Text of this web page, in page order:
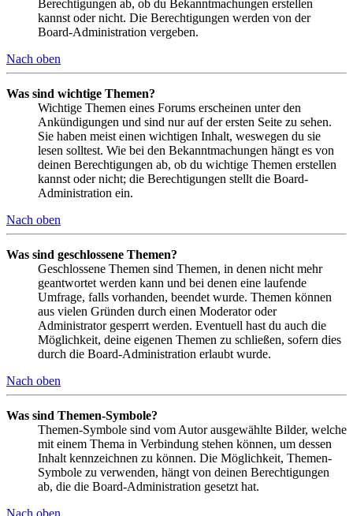
Berechtigungen ab, ob du Bekanntmachungen erstellen
kannst oder nicht. Die Berechtigungen werden von der
Board-Administration vergeben.
Nach oben
Was sind wichtige Themen?
Wichtige Themen eines Forums erscheinen unter den
Ankündigungen und sind nur auf der ersten Seite zu sehen.
Sie haben meist einen wichtigen Inhalt, weswegen du sie
lesen solltest. Wie bei den Bekanntmachungen hängt es von
deinen Berechtigungen ab, ob du wichtige Themen erstellen
kannst oder nicht; die Berechtigungen stellt die Board-
Administration ein.
Nach oben
Was sind geschlossene Themen?
Geschlossene Themen sind Themen, in denen nicht mehr
geantwortet werden kann und bei denen eine laufende
Umfrage, falls vorhanden, beendet wurde. Themen können
aus vielen Gründen durch einen Moderator oder
Administrator gesperrt werden. Eventuell hast du auch die
Möglichkeit, deine eigenen Themen zu schließen, sofern dies
durch die Board-Administration erlaubt wurde.
Nach oben
Was sind Themen-Symbole?
Themen-Symbole sind vom Autor ausgewählte Bilder, welche
mit einem Thema in Verbindung stehen können, um dessen
Inhalt kennzeichnen zu können. Die Möglichkeit, Themen-
Symbole zu verwenden, hängt von deinen Berechtigungen
ab, die die Board-Administration gesetzt hat.
Nach oben